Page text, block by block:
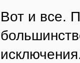
Вот и все.